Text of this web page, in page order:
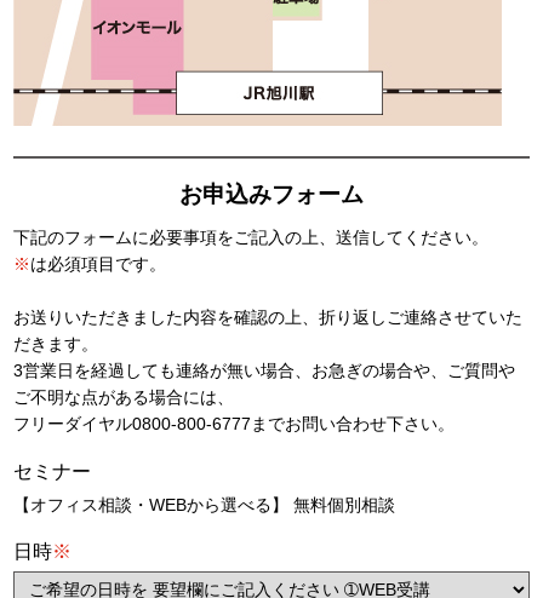
お申込みフォーム
下記のフォームに必要事項をご記入の上、送信してください。
※は必須項目です。
お送りいただきました内容を確認の上、折り返しご連絡させていた
だきます。
3営業日を経過しても連絡が無い場合、お急ぎの場合や、ご質問や
ご不明な点がある場合には、
フリーダイヤル0800-800-6777 までお問い合わせ下さい。
セミナー
【オフィス相談・WEBから選べる】 無料個別相談
日時※